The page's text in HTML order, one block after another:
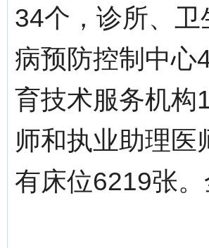
34个，诊所、
病预防控制中心
育技术服务机构
师和执业助理医
有床位6219张